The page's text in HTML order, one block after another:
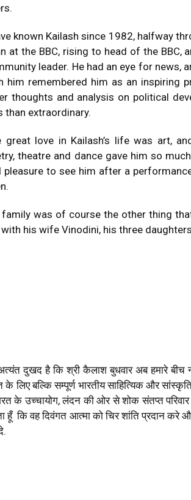
known Kailash since 1982, halfway
at the BBC, rising to head of the
leader. He had an eye for news,
him remembered him as an inspiring
thoughts and analysis on political
than extraordinary.
great love in Kailash’s life was art,
theatre and dance gave him so
pleasure to see him after a
family was of course the other thing
with his wife Vinodini, his three
दुखद है कि श्री कैलाश बुधवार अब हमारे बीच
लिए बल्कि सम्पूर्ण भारतीय साहित्यिक और
के उच्चायोग, लंदन की ओर से शोक संतप्त
हूँ कि वह दिवंगत आत्मा को चिर शांति प्रदान